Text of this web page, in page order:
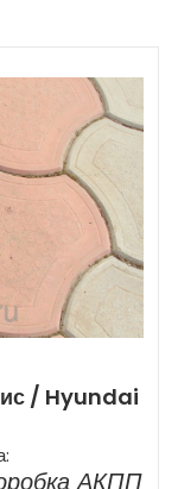
/ Hyundai
АКПП